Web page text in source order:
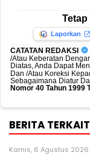
Laporkan
CATATAN REDAKSI
/Atau Keberatan
Diatas, Anda Dapat
Dan /Atau Koreksi
Sebagaimana Diatur
Nomor 40 Tahun 1999
BERITA TERKAIT
Kamis, 6 Agustus 2026